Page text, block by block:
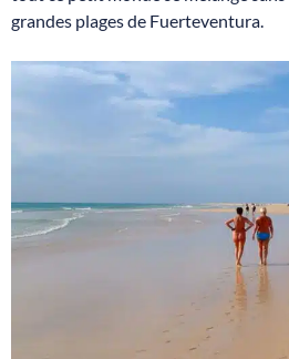
grandes plages de Fuerteventura.